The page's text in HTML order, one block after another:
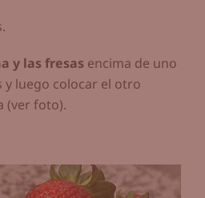
y las fresas encima de uno
y luego colocar el otro
(ver foto).